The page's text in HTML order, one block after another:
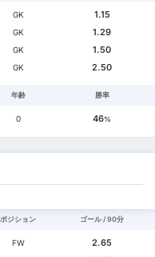
GK
1.15
GK
1.29
GK
1.50
GK 2.50
年齢 勝率
0 46%
ポジション ゴール / 90分
FW
2.65